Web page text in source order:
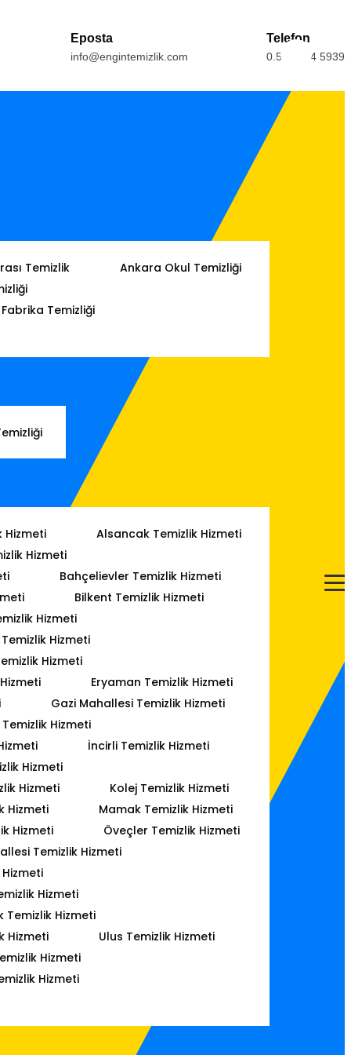
Eposta
info@engintemizlik.com
Telefon
0.554.164 5939
Temizlik
Ankara Okul Temizliği
Temizliği
Hizmeti
Alsancak Temizlik Hizmeti
Hizmeti
Bahçelievler Temizlik Hizmeti
Bilkent Temizlik Hizmeti
Hizmeti
Hizmeti
Hizmeti
Eryaman Temizlik Hizmeti
Gazi Mahallesi Temizlik Hizmeti
Hizmeti
İncirli Temizlik Hizmeti
Hizmeti
Hizmeti
Kolej Temizlik Hizmeti
Hizmeti
Mamak Temizlik Hizmeti
Hizmeti
Öveçler Temizlik Hizmeti
Temizlik Hizmeti
Hizmeti
Temizlik Hizmeti
Hizmeti
Ulus Temizlik Hizmeti
Hizmeti
Hizmeti